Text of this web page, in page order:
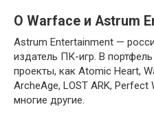
О Warface и Astrum
Astrum Entertainment —
издатель ПК-игр. В
проекты, как Atomic Heart,
ArcheAge, LOST ARK,
многие другие.